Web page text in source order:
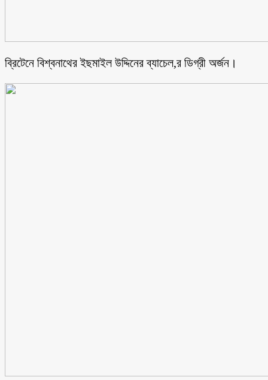
ব্রিটেনে বিশ্বনাথের ইছমাইল উদ্দিনের ব্যাচেল,র ডিগ্রী অর্জন।